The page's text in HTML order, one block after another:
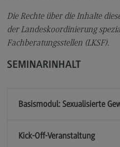
Die Rechte über die Inhalte
der Landeskoordinierung
Fachberatungsstellen (LKSF).
SEMINARINHALT
Basismodul: Sexualisierte
Kick-Off-Veranstaltung